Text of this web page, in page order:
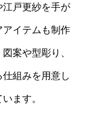
戸更紗を手が
アイテムも制作
案や型彫り、
組みを用意し
ます。